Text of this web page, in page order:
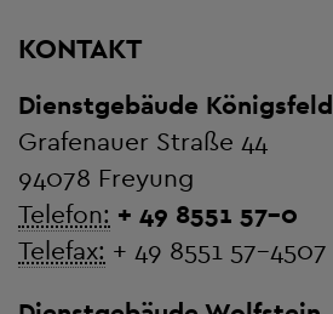
KONTAKT
Dienstgebäude Königsfeld
Grafenauer Straße 44
94078 Freyung
Telefon: + 49 8551 57-0
Telefax: + 49 8551 57-4507